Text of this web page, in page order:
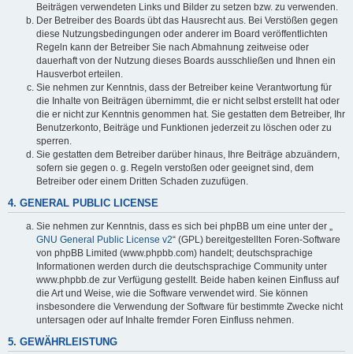
Beiträgen verwendeten Links und Bilder zu setzen bzw. zu verwenden.
Der Betreiber des Boards übt das Hausrecht aus. Bei Verstößen gegen
diese Nutzungsbedingungen oder anderer im Board veröffentlichten
Regeln kann der Betreiber Sie nach Abmahnung zeitweise oder
dauerhaft von der Nutzung dieses Boards ausschließen und Ihnen ein
Hausverbot erteilen.
Sie nehmen zur Kenntnis, dass der Betreiber keine Verantwortung für
die Inhalte von Beiträgen übernimmt, die er nicht selbst erstellt hat oder
die er nicht zur Kenntnis genommen hat. Sie gestatten dem Betreiber, Ihr
Benutzerkonto, Beiträge und Funktionen jederzeit zu löschen oder zu
sperren.
Sie gestatten dem Betreiber darüber hinaus, Ihre Beiträge abzuändern,
sofern sie gegen o. g. Regeln verstoßen oder geeignet sind, dem
Betreiber oder einem Dritten Schaden zuzufügen.
4. GENERAL PUBLIC LICENSE
Sie nehmen zur Kenntnis, dass es sich bei phpBB um eine unter der „
GNU General Public License v2“ (GPL) bereitgestellten Foren-Software
von phpBB Limited (www.phpbb.com) handelt; deutschsprachige
Informationen werden durch die deutschsprachige Community unter
www.phpbb.de zur Verfügung gestellt. Beide haben keinen Einfluss auf
die Art und Weise, wie die Software verwendet wird. Sie können
insbesondere die Verwendung der Software für bestimmte Zwecke nicht
untersagen oder auf Inhalte fremder Foren Einfluss nehmen.
5. GEWÄHRLEISTUNG